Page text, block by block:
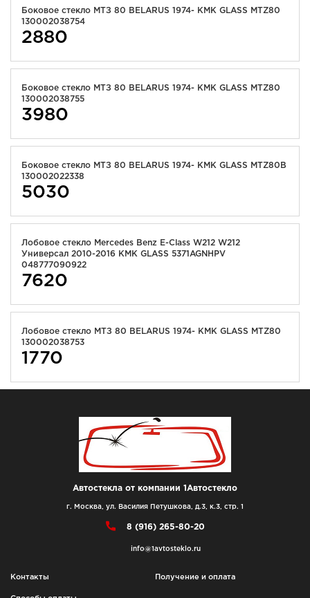
Боковое стекло МТЗ 80 BELARUS 1974- KMK GLASS MTZ80
130002038754
2880
Боковое стекло МТЗ 80 BELARUS 1974- KMK GLASS MTZ80
130002038755
3980
Боковое стекло МТЗ 80 BELARUS 1974- KMK GLASS MTZ80B
130002022338
5030
Лобовое стекло Mercedes Benz E-Class W212 W212
Универсал 2010-2016 KMK GLASS 5371AGNHPV
048777090922
7620
Лобовое стекло МТЗ 80 BELARUS 1974- KMK GLASS MTZ80
130002038753
1770
Автостекла от компании 1Автостекло
г. Москва, ул. Василия Петушкова, д.3, к.3, стр. 1
8 (916) 265-80-20
info@1avtosteklo.ru
Контакты Получение и оплата